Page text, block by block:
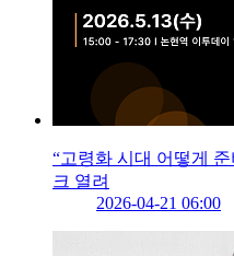
“고령화 시대 어떻게
크 열려
2026-04-21 06:00